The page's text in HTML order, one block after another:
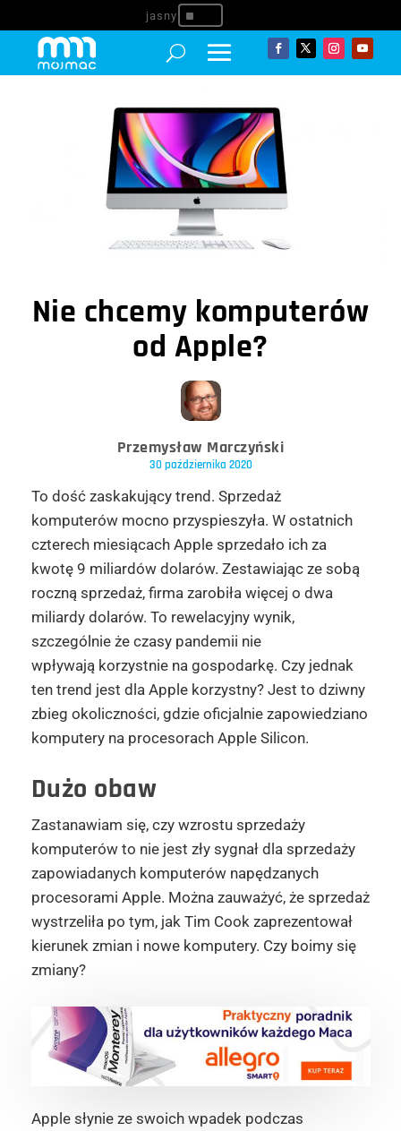
^
Nie chcemy komputerów
od Apple?
Przemysław Marczyński
30 października 2020
To dość zaskakujący trend. Sprzedaż
komputerów mocno przyspieszyła. W ostatnich
czterech miesiącach Apple sprzedało ich za
kwotę 9 miliardów dolarów. Zestawiając ze sobą
roczną sprzedaż, firma zarobiła więcej o dwa
miliardy dolarów. To rewelacyjny wynik,
szczególnie że czasy pandemii nie
wpływają korzystnie na gospodarkę. Czy jednak
ten trend jest dla Apple korzystny? Jest to dziwny
zbieg okoliczności, gdzie oficjalnie zapowiedziano
komputery na procesorach Apple Silicon.
Dużo obaw
Zastanawiam się, czy wzrostu sprzedaży
komputerów to nie jest zły sygnał dla sprzedaży
zapowiadanych komputerów napędzanych
procesorami Apple. Można zauważyć, że sprzedaż
wystrzeliła po tym, jak Tim Cook zaprezentował
kierunek zmian i nowe komputery. Czy boimy się
zmiany?
Apple słynie ze swoich wpadek podczas